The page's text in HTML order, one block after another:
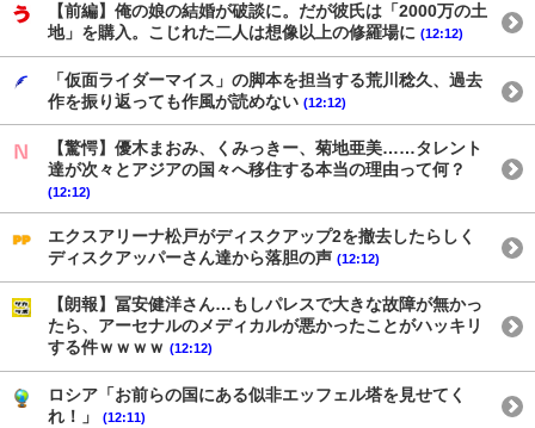
【前編】俺の娘の結婚が破談に。だが彼氏は「2000万の土
地」を購入。こじれた二人は想像以上の修羅場に (12:12)
「仮面ライダーマイス」の脚本を担当する荒川稔久、過去
作を振り返っても作風が読めない (12:12)
【驚愕】優木まおみ、くみっきー、菊地亜美……タレント
達が次々とアジアの国々へ移住する本当の理由って何？
(12:12)
エクスアリーナ松戸がディスクアップ2を撤去したらしく
ディスクアッパーさん達から落胆の声 (12:12)
【朗報】冨安健洋さん…もしパレスで大きな故障が無かっ
たら、アーセナルのメディカルが悪かったことがハッキリ
する件ｗｗｗｗ (12:12)
ロシア「お前らの国にある似非エッフェル塔を見せてく
れ！」
(12:11)